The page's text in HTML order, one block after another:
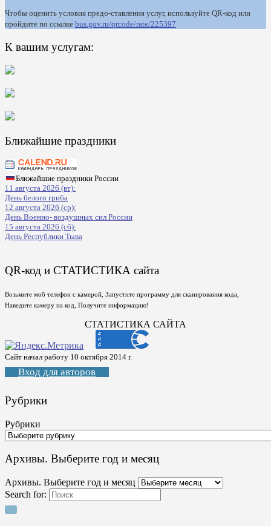
Чтобы оценить условия предо-ставления услуг, используйте QR-код или
пройдите по ссылке bus.gov.ru/qrcode/rate/225397
К вашим услугам:
Ближайшие праздники
Ближайшие праздники России
11 августа 2026 (вт):
День белого гриба
12 августа 2026 (ср):
День Военно- воздушных сил России
15 августа 2026 (сб):
День Республики Тыва
QR-код и СТАТИСТИКА сайта
Возьмите моб телефон с камерой, Запустите программу для сканирования кода,
Наведите камеру на код, Получите информацию!
СТАТИСТИКА САЙТА
Сайт начал работу 10 октября 2014 г.
Вход для авторов
Рубрики
Рубрики
Архивы. Выберите год и месяц
Архивы. Выберите год и месяц
Search for: